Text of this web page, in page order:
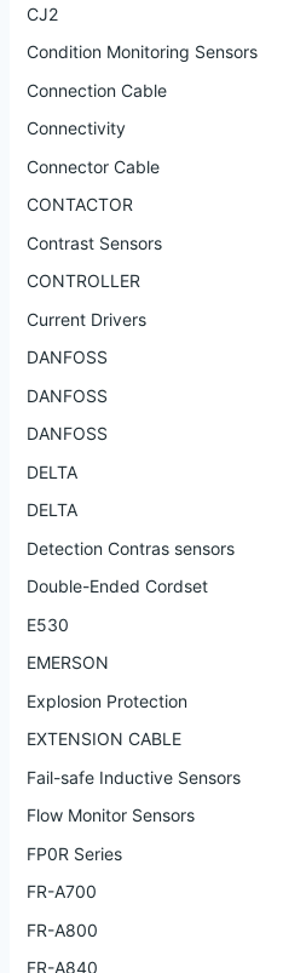
CJ2
Condition Monitoring Sensors
Connection Cable
Connectivity
Connector Cable
CONTACTOR
Contrast Sensors
CONTROLLER
Current Drivers
DANFOSS
DANFOSS
DANFOSS
DELTA
DELTA
Detection Contras sensors
Double-Ended Cordset
E530
EMERSON
Explosion Protection
EXTENSION CABLE
Fail-safe Inductive Sensors
Flow Monitor Sensors
FP0R Series
FR-A700
FR-A800
FR-A840